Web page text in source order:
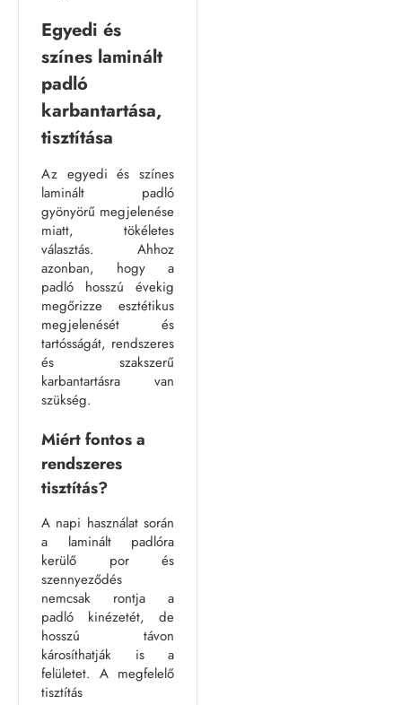
Egyedi és
színes laminált
padló
karbantartása,
tisztítása
Az egyedi és színes
laminált padló
gyönyörű megjelenése
miatt, tökéletes
választás. Ahhoz
azonban, hogy a
padló hosszú évekig
megőrizze esztétikus
megjelenését és
tartósságát, rendszeres
és szakszerű
karbantartásra van
szükség.
Miért fontos a
rendszeres
tisztítás?
A napi használat során
a laminált padlóra
kerülő por és
szennyeződés
nemcsak rontja a
padló kinézetét, de
hosszú távon
károsíthatják is a
felületet. A megfelelő
tisztítás